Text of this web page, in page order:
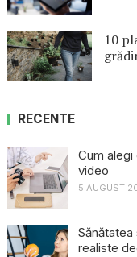
10
RECENTE
Cum
video
5 AUGUST
realiste